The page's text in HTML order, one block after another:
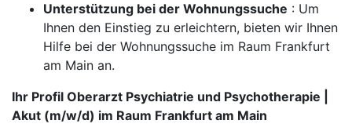
Unterstützung bei der Wohnungssuche : Um
Ihnen den Einstieg zu erleichtern, bieten wir Ihnen
Hilfe bei der Wohnungssuche im Raum Frankfurt
am Main an.
Ihr Profil Oberarzt Psychiatrie und Psychotherapie |
Akut (m/w/d) im Raum Frankfurt am Main